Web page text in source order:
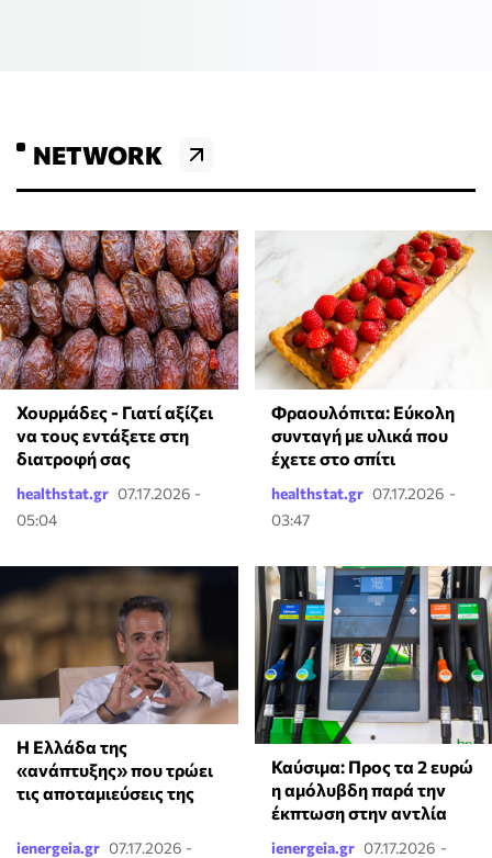
NETWORK
Χουρμάδες - Γιατί αξίζει
να τους εντάξετε στη
διατροφή σας
healthstat.gr 07.17.2026 -
05:04
Φραουλόπιτα: Εύκολη
συνταγή με υλικά που
έχετε στο σπίτι
healthstat.gr 07.17.2026 -
03:47
Η Ελλάδα της
«ανάπτυξης» που τρώει
τις αποταμιεύσεις της
ienergeia.gr 07.17.2026 -
Καύσιμα: Προς τα 2 ευρώ
η αμόλυβδη παρά την
έκπτωση στην αντλία
ienergeia.gr 07.17.2026 -